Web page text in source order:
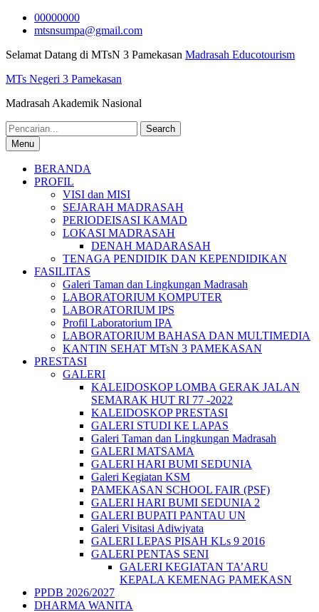
Skip
00000000
mtsnsumpa@gmail.com
Selamat Datang di MTsN 3 Pamekasan Madrasah Educotourism
MTs Negeri 3 Pamekasan
Madrasah Akademik Nasional
Search
for:Menu
BERANDA
PROFIL
VISI dan MISI
SEJARAH MADRASAH
PERIODEISASI KAMAD
LOKASI MADRASAH
DENAH MADARASAH
TENAGA PENDIDIK DAN KEPENDIDIKAN
FASILITAS
Galeri Taman dan Lingkungan Madrasah
LABORATORIUM KOMPUTER
LABORATORIUM IPS
Profil Laboratorium IPA
LABORATORIUM BAHASA DAN MULTIMEDIA
KANTIN SEHAT MTsN 3 PAMEKASAN
PRESTASI
GALERI
KALEIDOSKOP LOMBA GERAK JALAN
SEMARAK HUT RI 77 -2022
KALEIDOSKOP PRESTASI
GALERI STUDI KE LAPAS
Galeri Taman dan Lingkungan Madrasah
GALERI MATSAMA
GALERI HARI BUMI SEDUNIA
Galeri Kegiatan KSM
PAMEKASAN SCHOOL FAIR (PSF)
GALERI HARI BUMI SEDUNIA 2
GALERI BUPATI PANTAU UN
Galeri Visitasi Adiwiyata
GALERI LEPAS PISAH KLs 9 2016
GALERI PENTAS SENI
GALERI KEGIATAN TA’ARU
KEPALA KEMENAG PAMEKASN
PPDB 2026/2027
DHARMA WANITA